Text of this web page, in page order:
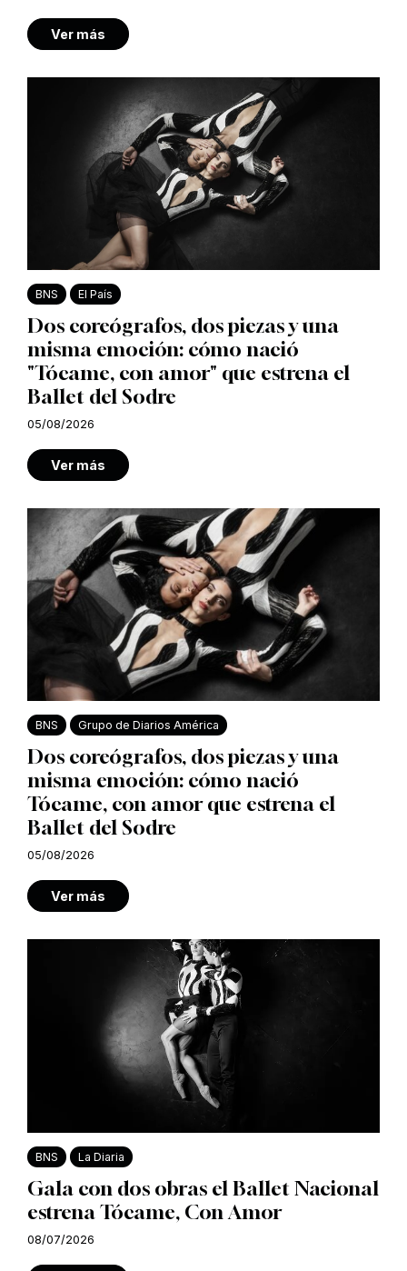
Ver más
BNS El País
Dos coreógrafos, dos piezas y una
misma emoción: cómo nació
"Tócame, con amor" que estrena el
Ballet del Sodre
05/08/2026
Ver más
BNS Grupo de Diarios América
Dos coreógrafos, dos piezas y una
misma emoción: cómo nació
Tócame, con amor que estrena el
Ballet del Sodre
05/08/2026
Ver más
BNS La Diaria
Gala con dos obras el Ballet Nacional
estrena Tócame, Con Amor
08/07/2026